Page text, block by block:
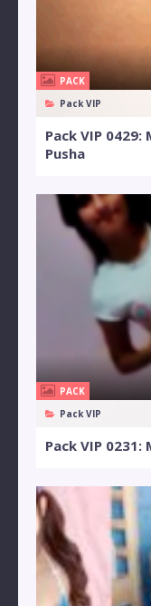
PACK
Pack VIP
Pack VIP
Pusha
PACK
Pack VIP
Pack VIP